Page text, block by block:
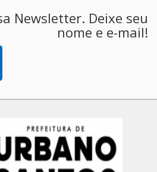
Newsletter. Deixe seu
nome e e-mail!